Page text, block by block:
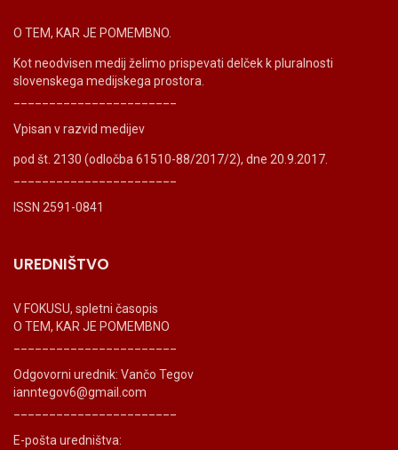
O TEM, KAR JE POMEMBNO.
Kot neodvisen medij želimo prispevati delček k pluralnosti
slovenskega medijskega prostora.
Vpisan v razvid medijev
pod št. 2130 (odločba 61510-88/2017/2), dne 20.9.2017.
ISSN 2591-0841
UREDNIŠTVO
V FOKUSU, spletni časopis
O TEM, KAR JE POMEMBNO
Odgovorni urednik: Vančo Tegov
ianntegov6@gmail.com
E-pošta uredništva: